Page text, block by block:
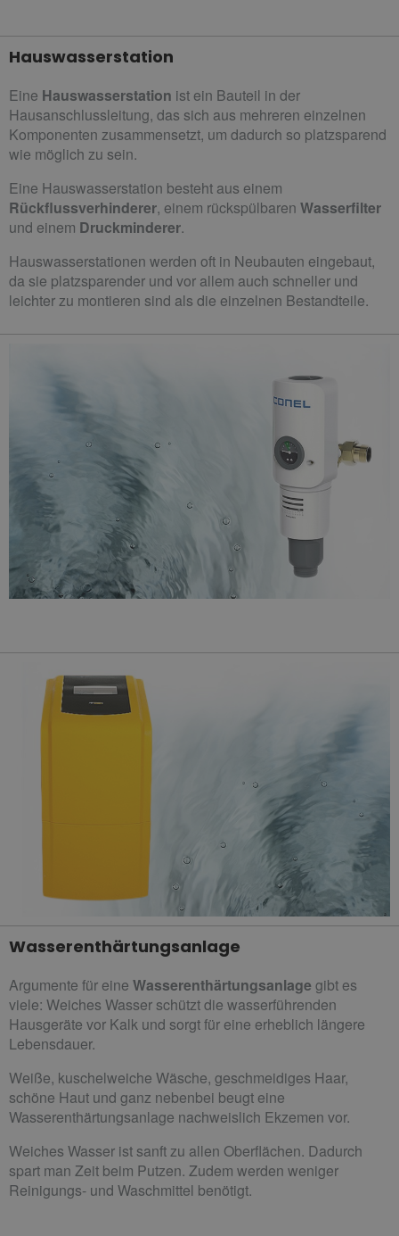
Hauswasserstation
Eine Hauswasserstation ist ein Bauteil in der
Hausanschlussleitung, das sich aus mehreren einzelnen
Komponenten zusammensetzt, um dadurch so platzsparend
wie möglich zu sein.
Eine Hauswasserstation besteht aus einem
Rückflussverhinderer, einem rückspülbaren Wasserfilter
und einem Druckminderer.
Hauswasserstationen werden oft in Neubauten eingebaut,
da sie platzsparender und vor allem auch schneller und
leichter zu montieren sind als die einzelnen Bestandteile.
Wasserenthärtungsanlage
Argumente für eine Wasserenthärtungsanlage gibt es
viele: Weiches Wasser schützt die wasserführenden
Hausgeräte vor Kalk und sorgt für eine erheblich längere
Lebensdauer.
Weiße, kuschelweiche Wäsche, geschmeidiges Haar,
schöne Haut und ganz nebenbei beugt eine
Wasserenthärtungsanlage nachweislich Ekzemen vor.
Weiches Wasser ist sanft zu allen Oberflächen. Dadurch
spart man Zeit beim Putzen. Zudem werden weniger
Reinigungs- und Waschmittel benötigt.